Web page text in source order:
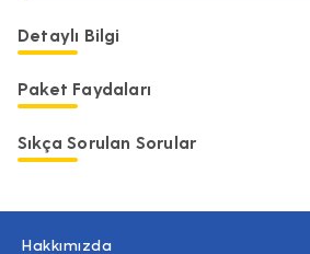
Detaylı Bilgi
Paket Faydaları
Sıkça Sorulan Sorular
Hakkımızda